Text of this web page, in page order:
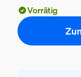
Vorrätig